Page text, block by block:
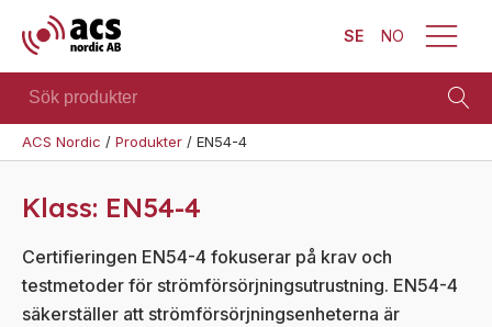
SE NO
Se alla
kategorier
Se alla
produkter
Brand
Blixtljus
Kombinerade
enheter
Larmsystem
Sirener
Kombinerade
enheter
Sök
produkter
ACS Nordic / Produkter / EN54-4
Klass: EN54-4
Certifieringen EN54-4 fokuserar på krav och
testmetoder för strömförsörjningsutrustning. EN54-4
säkerställer att strömförsörjningsenheterna är